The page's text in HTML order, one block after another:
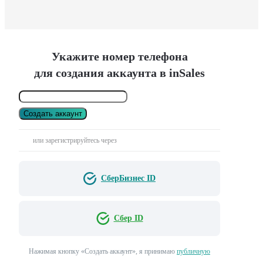
Укажите номер телефона
для создания аккаунта в inSales
Создать аккаунт
или зарегистрируйтесь через
СберБизнес ID
Сбер ID
Нажимая кнопку «Создать аккаунт», я принимаю публичную